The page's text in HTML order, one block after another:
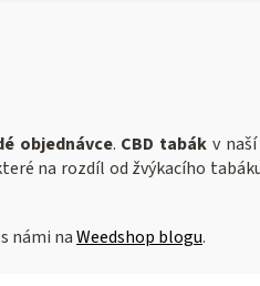
objednávce. CBD tabák v
na rozdíl od žvýkacího
námi naWeedshop blogu.